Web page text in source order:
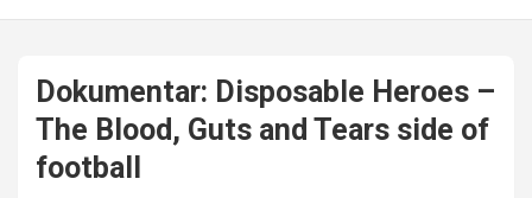
Dokumentar: Disposable Heroes –
The Blood, Guts and Tears side of
football